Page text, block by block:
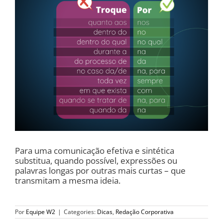
Para uma comunicação efetiva e sintética
substitua, quando possível, expressões ou
palavras longas por outras mais curtas – que
transmitam a mesma ideia.
Por Equipe W2 | Categories: Dicas, Redação Corporativa